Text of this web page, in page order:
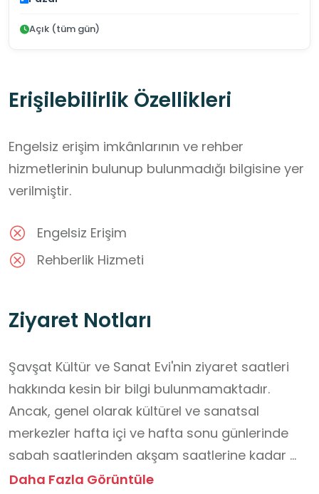
Açık (tüm gün)
Erişilebilirlik Özellikleri
Engelsiz erişim imkânlarının ve rehber
hizmetlerinin bulunup bulunmadığı bilgisine yer
verilmiştir.
Engelsiz Erişim
Rehberlik Hizmeti
Ziyaret Notları
Şavşat Kültür ve Sanat Evi'nin ziyaret saatleri
hakkında kesin bir bilgi bulunmamaktadır.
Ancak, genel olarak kültürel ve sanatsal
merkezler hafta içi ve hafta sonu günlerinde
sabah saatlerinden akşam saatlerine kadar
açık olmaktadır. Ziyaret etmeyi planladığınız
Daha Fazla Görüntüle